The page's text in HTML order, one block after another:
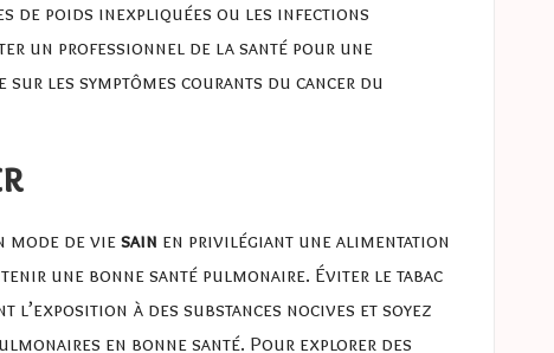
de poids inexpliquées ou les infections
un professionnel de la santé pour une
les symptômes courants du cancer du
de vie sain en privilégiant une alimentation
une bonne santé pulmonaire. Éviter le tabac
l’exposition à des substances nocives et soyez
en bonne santé. Pour explorer des